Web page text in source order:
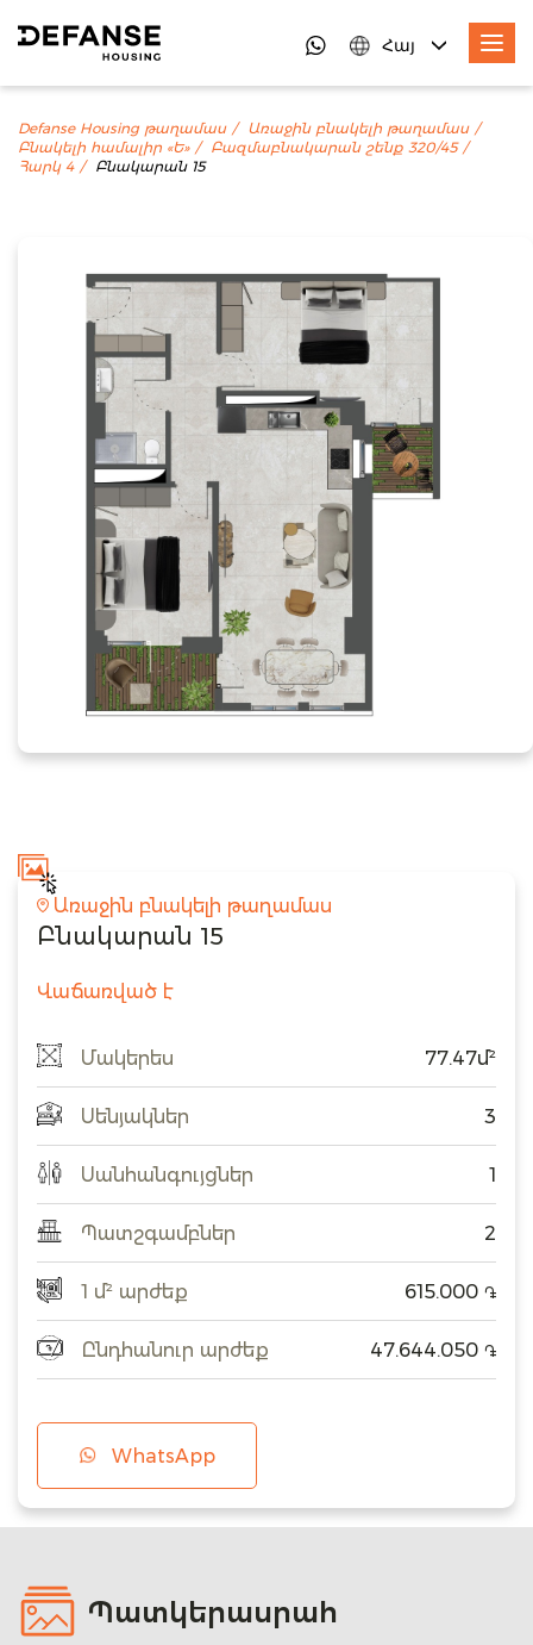
Հայ
Defanse Housing թաղամաս
Առաջին բնակելի թաղամաս
Բնակելի համալիր «Ե»
Բազմաբնակարան շենք 320/45
Հարկ 4
Բնակարան 15
Առաջին բնակելի թաղամաս
Բնակարան 15
Վաճառված է
Մակերես 77.47մ²
Սենյակներ 3
Սանհանգույցներ 1
Պատշգամբներ 2
1 մ² արժեք 615.000 ֏
Ընդհանուր արժեք 47.644.050 ֏
WhatsApp
Պատկերասրահ